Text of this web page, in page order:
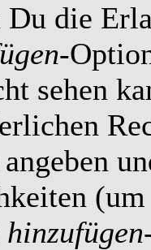
die
-
sehen